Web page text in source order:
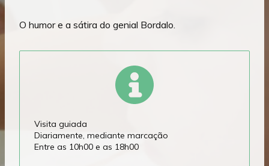
O humor e a sátira do genial Bordalo.
Visita guiada
Diariamente, mediante marcação
Entre as 10h00 e as 18h00